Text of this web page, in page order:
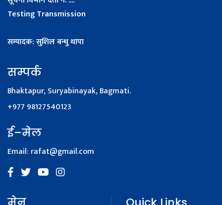
Testing Transmission
सम्पादक: सुशिल बन्धु थापा
सम्पर्क
Bhaktapur, Suryabinayak, Bagmati.
+977 98127540123
ई–मेल
Email: rafat@gmail.com